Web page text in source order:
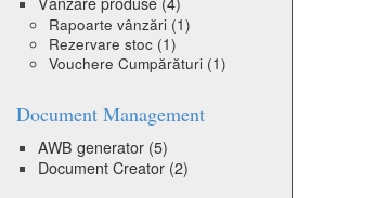
Rapoarte vânzări (1)
Rezervare stoc (1)
Vouchere Cumpărături (1)
Document Management
AWB generator (5)
Document Creator (2)